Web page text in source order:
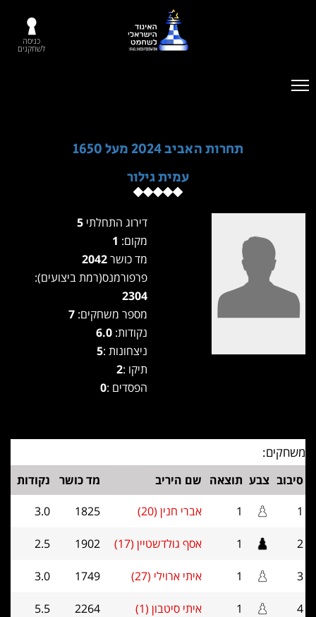
כניסה
לשחקנים
תחרות האביב 2024 מעל 1650
עמית גילור
דירוג התחלתי
מקום:
מד כושר
פרפורמנס(רמת ביצועים):
2304
מספר משחקים:
נקודות: 6.0
ניצחונות :5
תיקו :2
הפסדים :0
משחקים:
סיבוב צבע תוצאה שם היריב מד כושר
נקודות
1
1 אברי חנין (20) 1825
3.0
2
1 אסף גולדשטיין (17) 1902
2.5
3
1 איתי ארוילי (27) 1749
3.0
4
1 איתי סיטבון (1) 2264
5.5